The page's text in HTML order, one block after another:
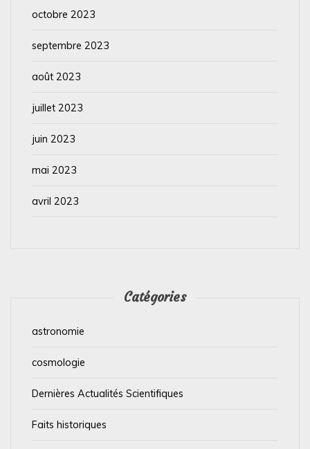
octobre 2023
septembre 2023
août 2023
juillet 2023
juin 2023
mai 2023
avril 2023
Catégories
astronomie
cosmologie
Dernières Actualités Scientifiques
Faits historiques